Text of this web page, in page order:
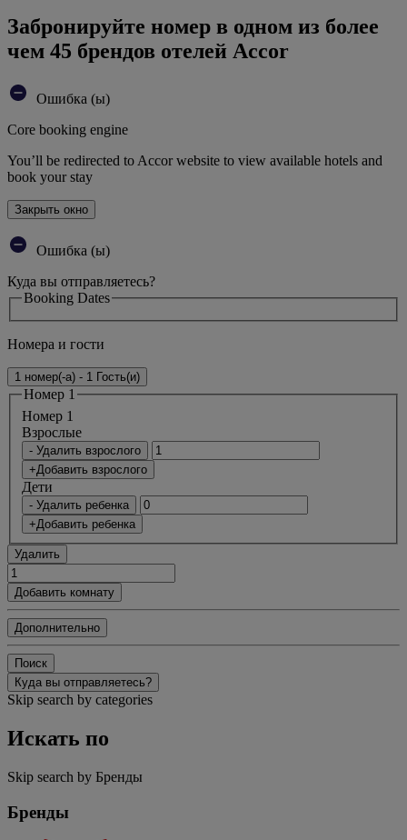
Забронируйте номер в одном из более
чем 45 брендов отелей Accor
Ошибка (ы)
Core booking engine
You’ll be redirected to Accor website to view available hotels and
book your stay
Закрыть окно
Ошибка (ы)
Куда вы отправляетесь?
Booking Dates
Номера и гости
1 номер(-а) - 1 Гость(и)
Номер 1
Номер 1
Bзрослые
- Удалить взрослого
+Добавить взрослого
Дети
- Удалить ребенка
+Добавить ребенка
Удалить
Добавить комнату
Дополнительно
Поиск
Куда вы отправляетесь?
Skip search by categories
Искать по
Skip search by Бренды
Бренды